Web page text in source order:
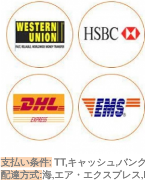
支払い条件: TT,キャッシュ,バン
配達方式:海,エア・エクスプレ